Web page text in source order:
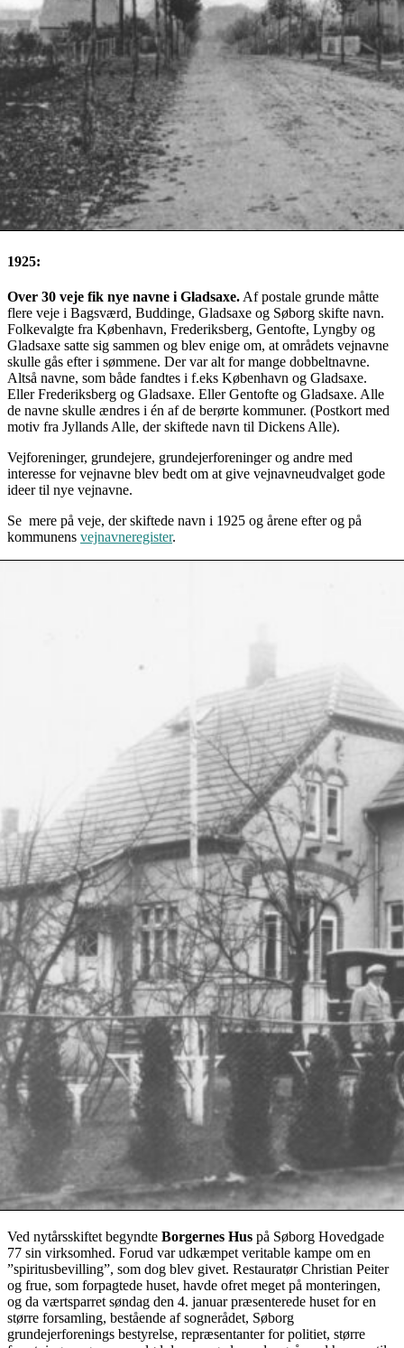
1925:
Over 30 veje fik nye navne i Gladsaxe. Af postale grunde måtte
flere veje i Bagsværd, Buddinge, Gladsaxe og Søborg skifte navn.
Folkevalgte fra København, Frederiksberg, Gentofte, Lyngby og
Gladsaxe satte sig sammen og blev enige om, at områdets vejnavne
skulle gås efter i sømmene. Der var alt for mange dobbeltnavne.
Altså navne, som både fandtes i f.eks København og Gladsaxe.
Eller Frederiksberg og Gladsaxe. Eller Gentofte og Gladsaxe. Alle
de navne skulle ændres i én af de berørte kommuner. (Postkort med
motiv fra Jyllands Alle, der skiftede navn til Dickens Alle).
Vejforeninger, grundejere, grundejerforeninger og andre med
interesse for vejnavne blev bedt om at give vejnavneudvalget gode
ideer til nye vejnavne.
Se mere på veje, der skiftede navn i 1925 og årene efter og på
kommunens vejnavneregister.
Ved nytårsskiftet begyndte Borgernes Hus på Søborg Hovedgade
77 sin virksomhed. Forud var udkæmpet veritable kampe om en
”spiritusbevilling”, som dog blev givet. Restauratør Christian Peiter
og frue, som forpagtede huset, havde ofret meget på monteringen,
og da værtsparret søndag den 4. januar præsenterede huset for en
større forsamling, bestående af sognerådet, Søborg
grundejerforenings bestyrelse, repræsentanter for politiet, større